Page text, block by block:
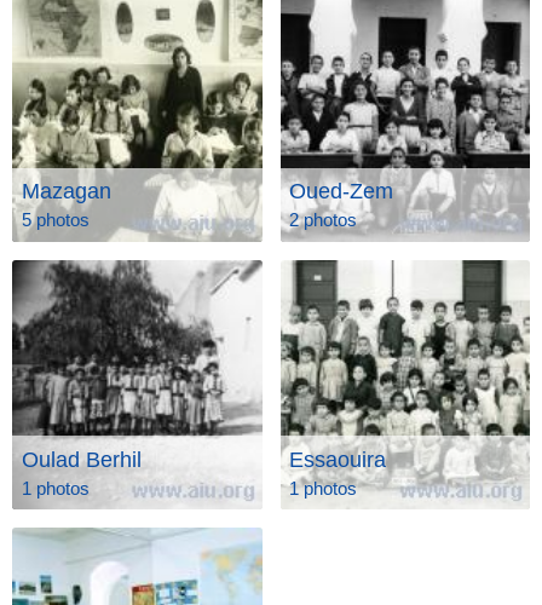
Mazagan
5 photos
Oued-Zem
2 photos
Oulad Berhil
1 photos
Essaouira
1 photos